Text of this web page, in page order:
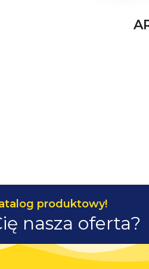
produktowy!
nasza oferta?